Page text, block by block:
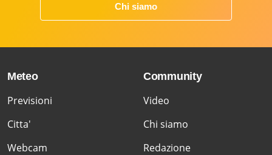
Chi siamo
Meteo
Previsioni
Citta'
Webcam
Community
Video
Chi siamo
Redazione